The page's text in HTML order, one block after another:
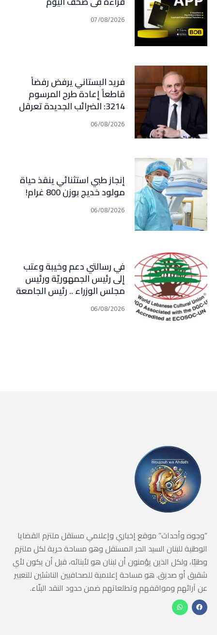
07/08/2026
فريد البستاني يرفض رفضاً
قاطعاً إعادة طرح المرسوم
3214: الضرائب الجديدة تعرقل
التعافي الاقتصادي وتناقض
مبدأ الشراكة
06/08/2026
إنجاز طبي استثنائي ينقذ حياة
مولود خديج بوزن 800 غرام!
06/08/2026
في رسالتي دعم وخيبة وعتب
إلى رئيس الجمهوريّة ورئيس
مجلس الوزراء .. رئيس الجامعة
اللبنانية الثقافيّة في العالم
(WLCU) يؤكد دعم الدّولة06/08/2026
“وجوه وأحداث” موقع إخباري وإعلامي مستقل ملتزم القضايا
الوطنية للبنان السيد الحر المستقل وهو مساحة حرية لكل ملتزم
وطنيًا، ولكل الذين يؤمنون أن لبنان هو لأبنائه، قبل أن يكون لأي
شقيق أو صديق. هو مساحة إعلامية للصحافيين الناشئين للتعبير
عن آرائهم ومواقفهم وتطلعاتهم ضمن حدود النقد البنّاء.